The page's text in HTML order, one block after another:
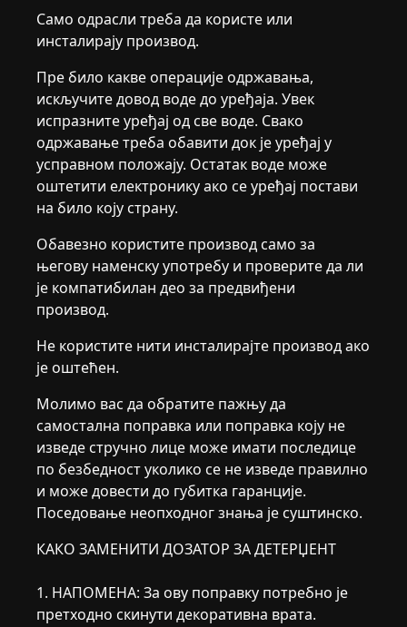
Само одрасли треба да користе или
инсталирају производ.
Пре било какве операције одржавања,
искључите довод воде до уређаја. Увек
испразните уређај од све воде. Свако
одржавање треба обавити док је уређај у
усправном положају. Остатак воде може
оштетити електронику ако се уређај постави
на било коју страну.
Обавезно користите производ само за
његову наменску употребу и проверите да ли
је компатибилан део за предвиђени
производ.
Не користите нити инсталирајте производ ако
је оштећен.
Молимо вас да обратите пажњу да
самостална поправка или поправка коју не
изведе стручно лице може имати последице
по безбедност уколико се не изведе правилно
и може довести до губитка гаранције.
Поседовање неопходног знања је суштинско.
КАКО ЗАМЕНИТИ ДОЗАТОР ЗА ДЕТЕРЏЕНТ
1. НАПОМЕНА: За ову поправку потребно је
претходно скинути декоративна врата.